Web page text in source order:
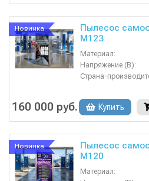
Новинка
Пылесос
М123
Материал:
Напряжение (В):
Страна-
160 000 руб. Купить
Новинка
Пылесос
М120
Материал: